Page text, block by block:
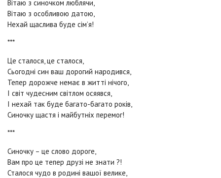
Вітаю з синочком люблячи,
Вітаю з особливою датою,
Нехай щаслива буде сім’я!
***
Це сталося, це сталося,
Сьогодні син ваш дорогий народився,
Тепер дорожче немає в житті нічого,
І світ чудесним світлом осяявся,
І нехай так буде багато-багато років,
Синочку щастя і майбутніх перемог!
***
Синочку – це слово дороге,
Вам про це тепер друзі не знати ?!
Сталося чудо в родині вашої велике,